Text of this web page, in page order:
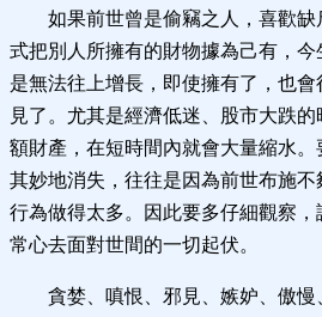
如果前世曾是偷竊之人，喜歡
式把別人所擁有的財物據為己有，
是無法往上增長，即使擁有了，也
見了。尤其是經濟低迷、股市大跌
額財產，在短時間內就會大量縮水
其妙地消失，往往是因為前世布施
行為做得太多。因此要多仔細觀察
常心去面對世間的一切起伏。
貪婪、嗔恨、邪見、嫉妒、傲